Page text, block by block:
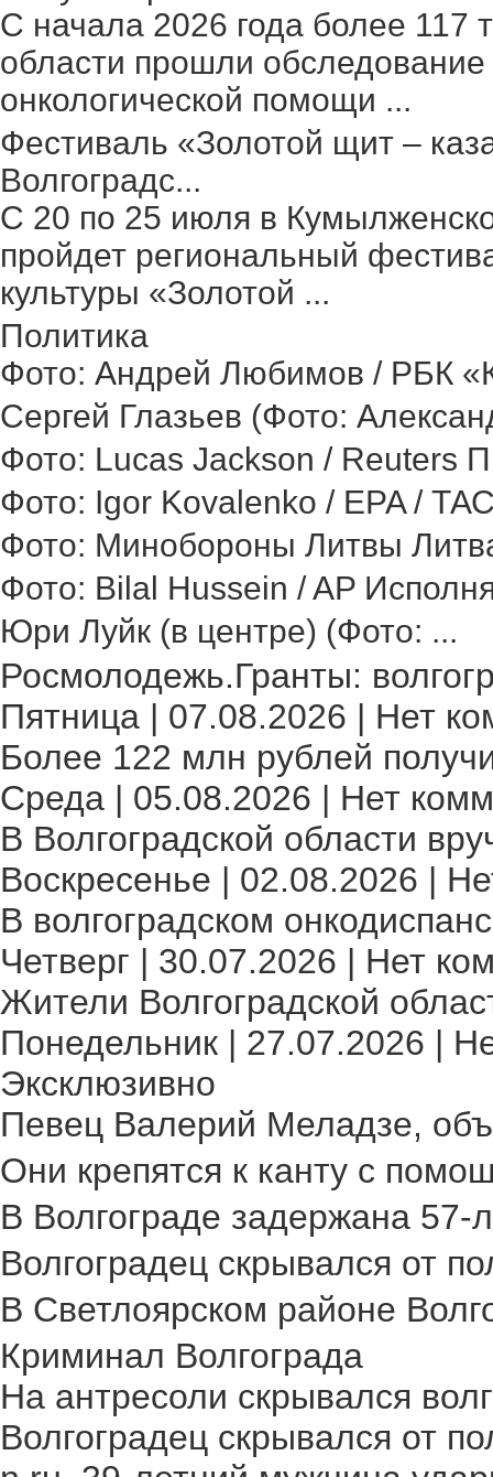
С начала 2026 года более 117
области прошли
онкологической помощи ...
Фестиваль «Золотой щит –
Волгоградс...
С 20 по 25 июля в
пройдет региональный
культуры «Золотой ...
Политика
Фото: Андрей Любимов / РБК
Сергей Глазьев (Фото:
Фото: Lucas Jackson / Reuters
Фото: Igor Kovalenko / EPA /
Фото: Минобороны Литвы
Фото: Bilal Hussein / AP
Юри Луйк (в центре) (Фото: ...
Росмолодежь.Гранты:
Пятница | 07.08.2026 | Нет
Более 122 млн рублей
Среда | 05.08.2026 | Нет
В Волгоградской области
Воскресенье | 02.08.2026 |
В волгоградском
Четверг | 30.07.2026 | Нет
Жители Волгоградской
Понедельник | 27.07.2026 |
Эксклюзивно
Певец Валерий Меладзе,
Они крепятся к канту с
В Волгограде задержана 57-
Волгоградец скрывался от
В Светлоярском районе
Криминал Волгограда
На антресоли скрывался
Волгоградец скрывался от